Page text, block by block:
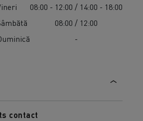
08:00 - 12:00 / 14:00 - 18:00
08:00 / 12:00
-
contact